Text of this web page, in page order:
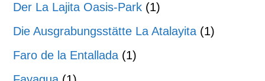
Der La Lajita Oasis-Park (1)
Die Ausgrabungsstätte La Atalayita (1)
Faro de la Entallada (1)